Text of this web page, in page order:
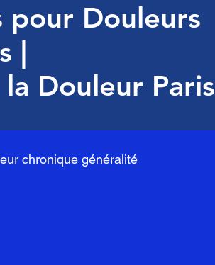
pour Douleurs
|
Douleur Paris
chronique généralité